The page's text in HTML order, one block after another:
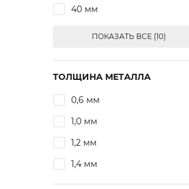
40 мм
ПОКАЗАТЬ ВСЕ (10)
ТОЛЩИНА МЕТАЛЛА
0,6 мм
1,0 мм
1,2 мм
1,4 мм